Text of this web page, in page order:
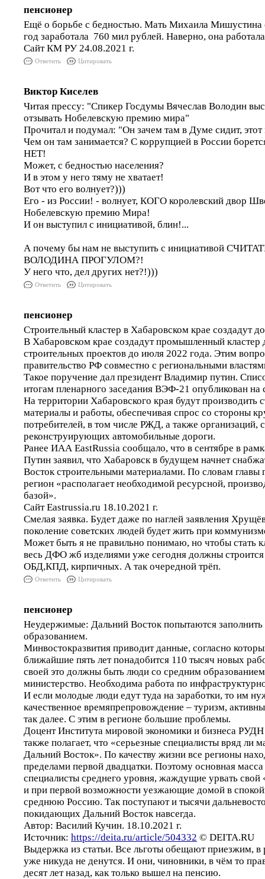
пенсионер
Ещё о борьбе с бедностью. Мать Михаила Мишустина
год заработала 760 мил рублей. Наверно, она
Сайт КМ РУ 24.08.2021 г.
Ответить Цитировать
Виктор Киселев
Читая прессу: "Спикер Госдумы Вячеслав Володин
отзывать Нобелевскую премию мира"
Прочитал и подумал: "Он зачем там в Думе сидит,
Чем он там занимается? С коррупцией в России
НЕТ!
Может, с бедностью населения?
И в этом у него тяму не хватает!
Вот что его волнует?)))
Его - из России! - волнует, КОГО королевский двор
Нобелевскую премию Мира!
И он выступил с инициативой, блин!...
А почему бы нам не выступить с инициативой
ВОЛОДИНА ПРОГУЛОМ?!
У него что, дел других нет?!)))
Ответить Цитировать
пенсионер
Строительный кластер в Хабаровском крае создадут
В Хабаровском крае создадут промышленный кластер
строительных проектов до июля 2022 года. Этим
правительство РФ совместно с региональными
Такое поручение дал президент Владимир путин.
итогам пленарного заседания ВЭФ-21 опубликован на
На территории Хабаровского края будут производить
материалы и работы, обеспечивая спрос со стороны
потребителей, в том числе РЖД, а также организаций,
реконструирующих автомобильные дороги.
Ранее ИАА EastRussia сообщало, что в сентябре в
Путин заявил, что Хабаровск в будущем начнет
Восток строительными материалами. По словам главы
регион «располагает необходимой ресурсной,
базой».
Сайт Eastrussia.ru 18.10.2021 г.
Смелая заявка. Будет даже по наглей заявления
поколение советских людей будет жить при
Может быть я не правильно понимаю, но чтобы стать
весь ДФО жб изделиями уже сегодня должны
ОБД,КПД, кирпичных. А так очередной трёп.
Ответить Цитировать
пенсионер
Неудержимые: Дальний Восток попытаются
образованием.
Минвостокразвития приводит данные, согласно
ближайшие пять лет понадобится 110 тысяч новых
своей это должны быть люди со средним
министерство. Необходима работа по
И если молодые люди едут туда на заработки, то им
качественное времяпрепровождение – туризм,
так далее. С этим в регионе большие проблемы.
Доцент Института мировой экономики и бизнеса
также полагает, что «серьезные специалисты вряд ли
Дальний Восток». По качеству жизни все регионы
пределами первой двадцатки. Поэтому основная
специалисты среднего уровня, жаждущие урвать свой
и при первой возможности уезжающие домой в
среднюю Россию. Так поступают и тысячи
покидающих Дальний Восток навсегда.
Автор: Василий Кучин. 18.10.2021 г.
Источник: https://deita.ru/article/504332 © DEITA.RU
Выдержка из статьи. Все льготы обещают приезжим, в
уже никуда не денутся. И они, чиновники, в чём то
десят лет назад, как только вышел на пенсию.